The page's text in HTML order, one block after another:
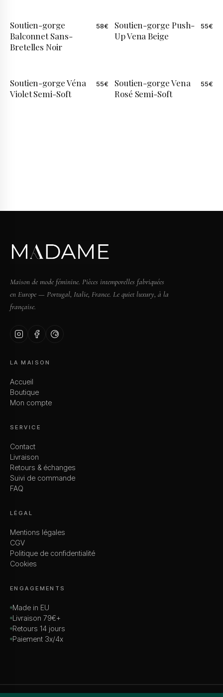
Soutien-gorge
Balconnet Sans-
Bretelles Noir
58€
Soutien-gorge Push-
Up Vena Beige
55€
Soutien-gorge Véna
Violet Semi-Soft
55€
Soutien-gorge Vena
Rosé Semi-Soft
55€
Maison de mode féminine. Pièces intemporelles fabriquées
en Europe — Portugal, Italie, France. Le quiet luxury, à la
française.
LA MAISON
Accueil
Boutique
Mon compte
SERVICE
Contact
Livraison
Retours & échanges
Suivi de commande
FAQ
LÉGAL
Mentions légales
CGV
Politique de confidentialité
Cookies
ENGAGEMENTS
Made in EU
Livraison 79€+
Retours 14 jours
Paiement 3x/4x